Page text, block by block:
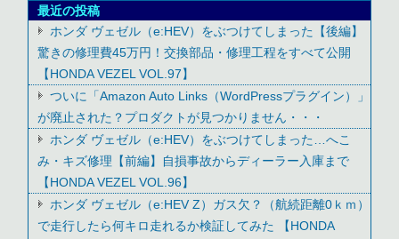
最近の投稿
ホンダ ヴェゼル（e:HEV）をぶつけてしまった【後編】
驚きの修理費45万円！交換部品・修理工程をすべて公開
【HONDA VEZEL VOL.97】
ついに「Amazon Auto Links（WordPressプラグイン）」
が廃止された？プロダクトが見つかりません・・・
ホンダ ヴェゼル（e:HEV）をぶつけてしまった…へこ
み・キズ修理【前編】自損事故からディーラー入庫まで
【HONDA VEZEL VOL.96】
ホンダ ヴェゼル（e:HEV Z）ガス欠？（航続距離0ｋｍ）
で走行したら何キロ走れるか検証してみた 【HONDA